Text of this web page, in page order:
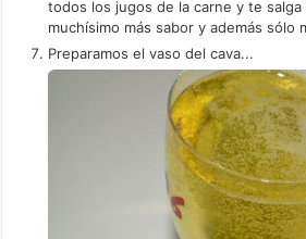
todos los jugos de la carne y te salga
muchísimo más sabor y además sólo
Preparamos el vaso del cava...